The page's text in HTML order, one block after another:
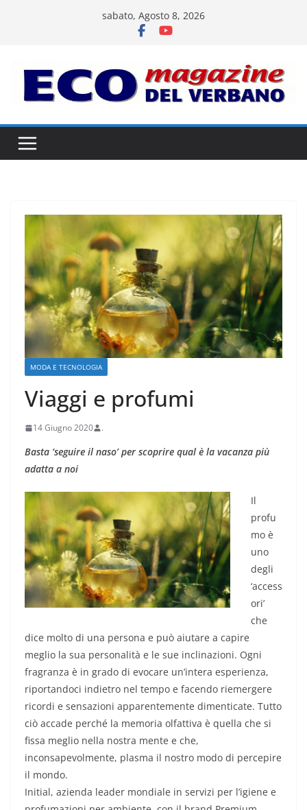
sabato, Agosto 8, 2026
MODA E TECNOLOGIA
Viaggi e profumi
14 Giugno 2020 .
Basta ‘seguire il naso’ per scoprire qual è la vacanza più
adatta a noi
Il
profu
mo è
uno
degli
‘access
ori’
che
dice molto di una persona e può aiutare a capire
meglio la sua personalità e le sue inclinazioni. Ogni
fragranza è in grado di evocare un’intera esperienza,
riportandoci indietro nel tempo e facendo riemergere
ricordi e sensazioni apparentemente dimenticate. Tutto
ciò accade perché la memoria olfattiva è quella che si
fissa meglio nella nostra mente e che,
inconsapevolmente, plasma il nostro modo di percepire
il mondo.
Initial, azienda leader mondiale in servizi per l’igiene e